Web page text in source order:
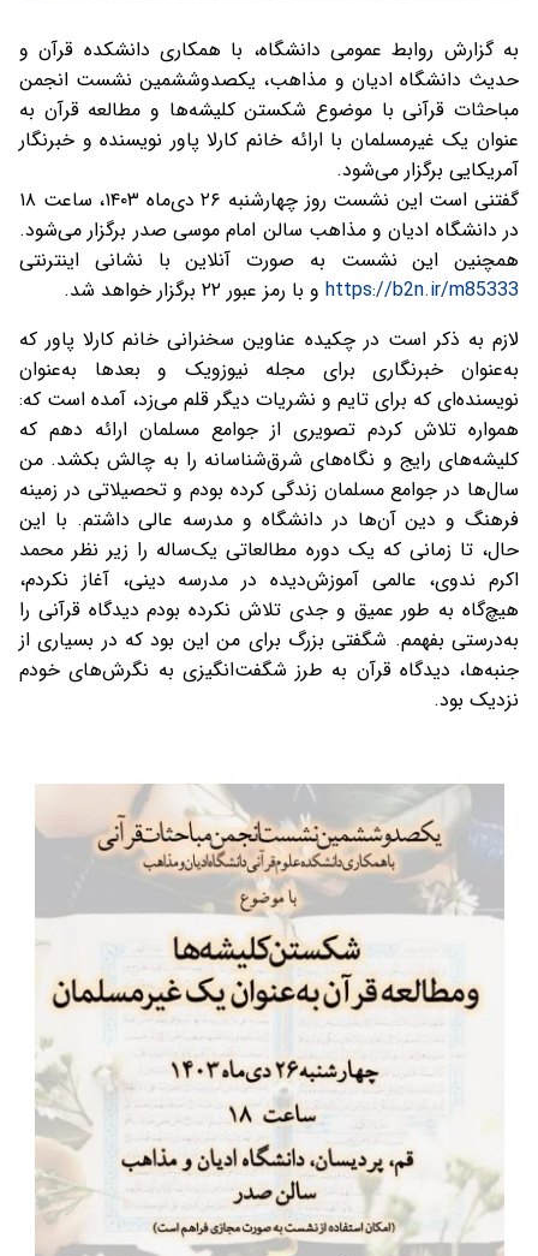
به گزارش روابط عمومی دانشگاه، با همکاری دانشکده قرآن و
حدیث دانشگاه ادیان و مذاهب، یکصدوششمین نشست انجمن‌
مباحثات‌ قرآنی با موضوع شکستن کلیشه‌ها و مطالعه قرآن به
عنوان یک غیرمسلمان با ارائه خانم کارلا پاور نویسنده و خبرنگار
آمریکایی برگزار می‌شود.
گفتنی است این نشست روز چهارشنبه ۲۶ دی‌ماه ۱۴۰۳، ساعت ۱۸
در دانشگاه ادیان و مذاهب سالن امام موسی صدر برگزار می‌شود.
همچنین این نشست به صورت آنلاین با نشانی اینترنتی
https://b2n.ir/m85333 و با رمز عبور ۲۲ برگزار خواهد شد.
لازم به ذکر است در چکیده عناوین سخنرانی خانم کارلا پاور که
به‌عنوان خبرنگاری برای مجله نیوزویک و بعدها به‌عنوان
نویسنده‌ای که برای تایم و نشریات دیگر قلم می‌زد، آمده است که:
همواره تلاش کردم تصویری از جوامع مسلمان ارائه دهم که
کلیشه‌های رایج و نگاه‌های شرق‌شناسانه را به چالش بکشد. من
سال‌ها در جوامع مسلمان زندگی کرده بودم و تحصیلاتی در زمینه
فرهنگ و دین آن‌ها در دانشگاه و مدرسه عالی داشتم. با این
حال، تا زمانی که یک دوره مطالعاتی یک‌ساله را زیر نظر محمد
اکرم ندوی، عالمی آموزش‌دیده در مدرسه دینی، آغاز نکردم،
هیچ‌گاه به طور عمیق و جدی تلاش نکرده بودم دیدگاه قرآنی را
به‌درستی بفهمم. شگفتی بزرگ برای من این بود که در بسیاری از
جنبه‌ها، دیدگاه قرآن به طرز شگفت‌انگیزی به نگرش‌های خودم
نزدیک بود.